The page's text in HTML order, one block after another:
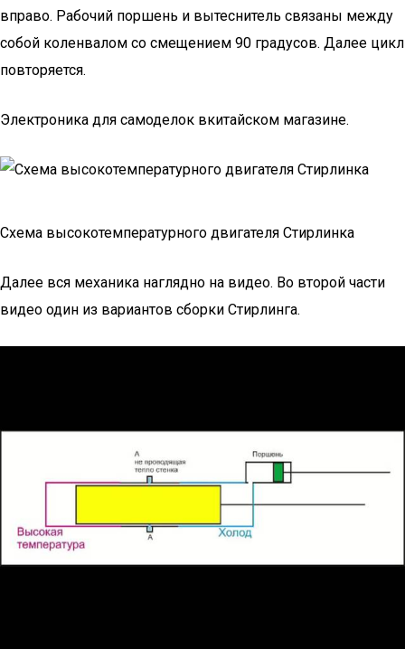
вправо. Рабочий поршень и вытеснитель связаны между
собой коленвалом со смещением 90 градусов. Далее цикл
повторяется.
Электроника для самоделок вкитайском магазине.
Схема высокотемпературного двигателя Стирлинка
Далее вся механика наглядно на видео. Во второй части
видео один из вариантов сборки Стирлинга.